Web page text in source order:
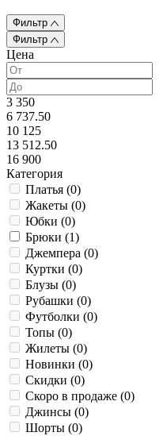
Фильтр
Фильтр
Цена
3 350
6 737.50
10 125
13 512.50
16 900
Категория
Платья (0)
Жакеты (0)
Юбки (0)
Брюки (1)
Джемпера (0)
Куртки (0)
Блузы (0)
Рубашки (0)
Футболки (0)
Топы (0)
Жилеты (0)
Новинки (0)
Скидки (0)
Скоро в продаже (0)
Джинсы (0)
Шорты (0)